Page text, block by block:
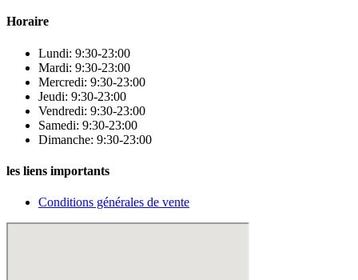
Horaire
Lundi: 9:30-23:00
Mardi: 9:30-23:00
Mercredi: 9:30-23:00
Jeudi: 9:30-23:00
Vendredi: 9:30-23:00
Samedi: 9:30-23:00
Dimanche: 9:30-23:00
les liens importants
Conditions générales de vente